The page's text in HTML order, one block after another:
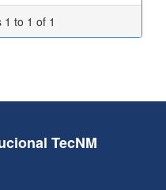
1 to 1 of 1
TecNM